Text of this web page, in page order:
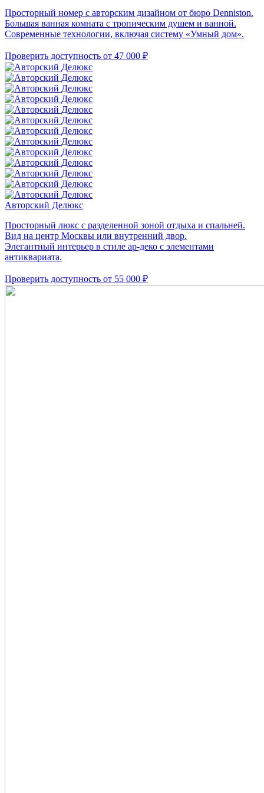
Просторный номер с авторским дизайном от бюро Denniston.
Большая ванная комната с тропическим душем и ванной.
Современные технологии, включая систему «Умный дом».
Проверить доступность от 47 000 ₽
Авторский Делюкс
Просторный люкс с разделенной зоной отдыха и спальней.
Вид на центр Москвы или внутренний двор.
Элегантный интерьер в стиле ар-деко с элементами
антиквариата.
Проверить доступность от 55 000 ₽